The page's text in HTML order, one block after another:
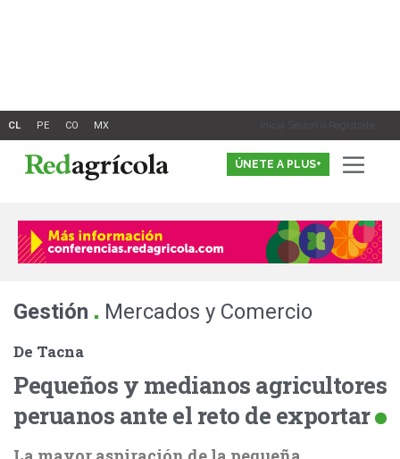
Inicia Sesión o Registrate
ÚNETE A PLUS+
Gestión . Mercados y Comercio
De Tacna
Pequeños y medianos agricultores
peruanos ante el reto de exportar